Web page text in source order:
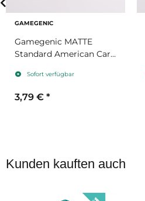
GAMEGENIC
Gamegenic MATTE
Standard American Card
x 91mm
Sofort verfügbar
3,79 € *
Kunden kauften auch